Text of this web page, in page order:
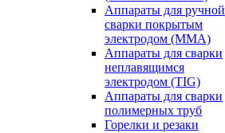
Аппараты для ручной
сварки покрытым
электродом (MMA)
Аппараты для сварки
неплавящимся
электродом (TIG)
Аппараты для сварки
полимерных труб
Горелки и резаки